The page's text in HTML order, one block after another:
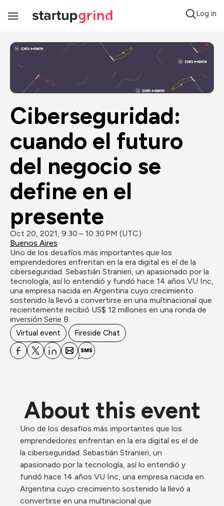
Toggle
Log in
Ciberseguridad:
cuando el futuro
del negocio se
define en el
presente
Oct 20, 2021, 9:30 – 10:30 PM (UTC)
Buenos Aires
Uno de los desafíos más importantes que los
emprendedores enfrentan en la era digital es el de la
ciberseguridad. Sebastián Stranieri, un apasionado por la
tecnología, así lo entendió y fundó hace 14 años VU Inc,
una empresa nacida en Argentina cuyo crecimiento
sostenido la llevó a convertirse en una multinacional que
recientemente recibió US$ 12 millones en una ronda de
inversión Serie B.
Virtual event Fireside Chat
About this event
Uno de los desafíos más importantes que los
emprendedores enfrentan en la era digital es el de
la ciberseguridad. Sebastián Stranieri, un
apasionado por la tecnología, así lo entendió y
fundó hace 14 años VU Inc, una empresa nacida en
Argentina cuyo crecimiento sostenido la llevó a
convertirse en una multinacional que